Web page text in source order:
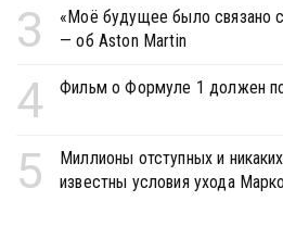
3
«Моё будущее было связано
— об Aston Martin
4 Фильм о Формуле 1 должен
5
Миллионы отступных и
известны условия ухода